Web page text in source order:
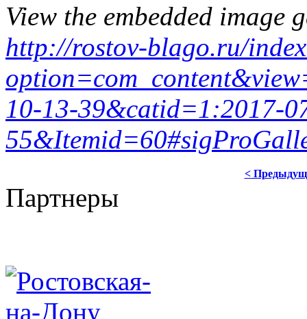
View the embedded image
http://rostov-blago.ru/
10-13-39&catid=1:2017-
<
Партнеры